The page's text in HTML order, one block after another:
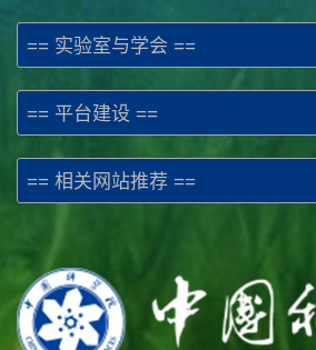
== 实验室与学会 ==
== 平台建设 ==
== 相关网站推荐 ==